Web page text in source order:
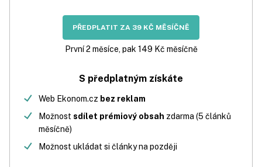
PŘEDPLATIT ZA 39 KČ MĚSÍČNĚ
První 2 měsíce, pak 149 Kč měsíčně
S předplatným získáte
Web Ekonom.cz bez reklam
Možnost sdílet prémiový obsah zdarma (5 článků
měsíčně)
Možnost ukládat si články na později